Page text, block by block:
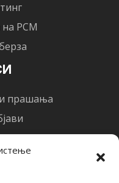
на РСМ
прашања